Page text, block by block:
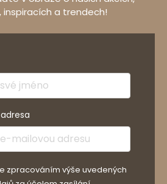
inspiracích a trendech!
zpracováním výše uvedených